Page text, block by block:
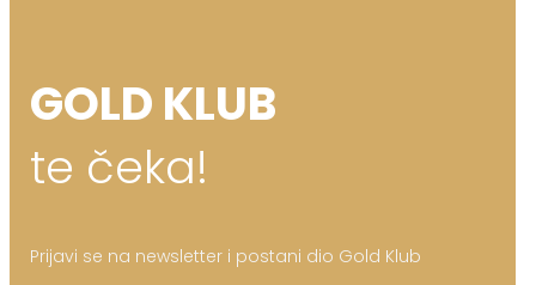
GOLD KLUB
te čeka!
Prijavi se na newsletter i postani dio Gold Klub